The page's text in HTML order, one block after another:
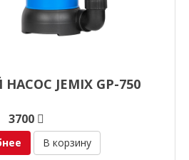
JEMIX GP-750
3700
В корзину